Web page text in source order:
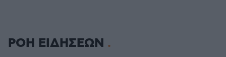
ΡΟΗ ΕΙΔΗΣΕΩΝ